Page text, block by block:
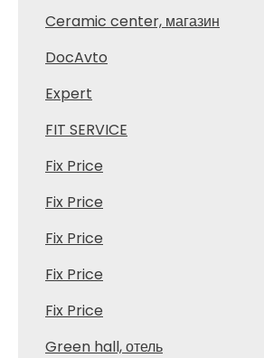
Ceramic center, магазин
DocAvto
Expert
FIT SERVICE
Fix Price
Fix Price
Fix Price
Fix Price
Fix Price
Green hall, отель